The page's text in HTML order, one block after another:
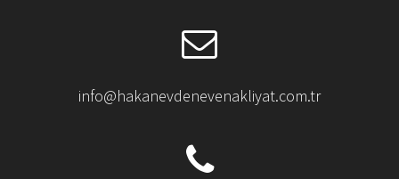
info@hakanevdenevenakliyat.com.tr